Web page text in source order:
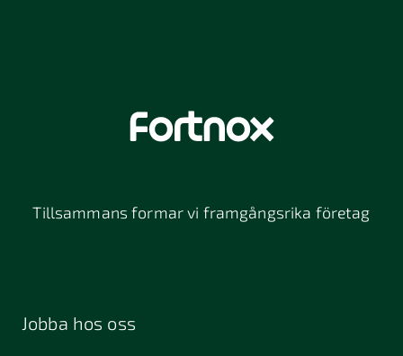
Tillsammans formar vi framgångsrika företag
Jobba hos oss